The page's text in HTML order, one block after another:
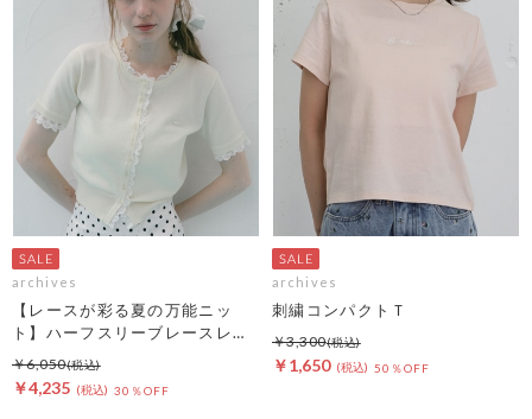
archives
【レースが彩る夏の万能ニッ
ト】ハーフスリーブレースレイ
ヤードニットカーディガン
￥4,235 30％OFF
￥6,050
archives
刺繍コンパクトＴ
￥1,650 50％OFF
￥3,300